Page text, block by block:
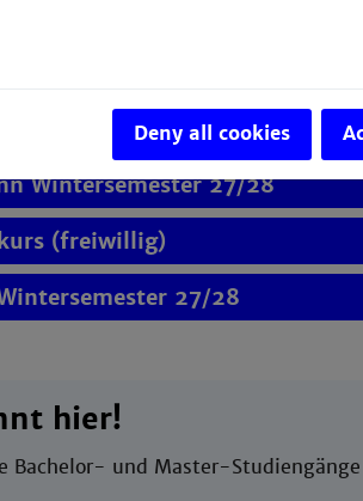
Studiengänge
Studiengänge
Wintersemester 27/28
(freiwillig)
27/28
hier!
Bachelor- und Master-
Deny all cookies